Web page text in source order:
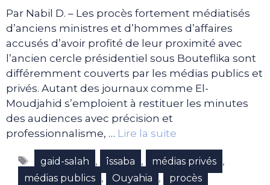
Par Nabil D. – Les procès fortement médiatisés
d’anciens ministres et d’hommes d’affaires
accusés d’avoir profité de leur proximité avec
l’ancien cercle présidentiel sous Bouteflika sont
différemment couverts par les médias publics et
privés. Autant des journaux comme El-
Moudjahid s’emploient à restituer les minutes
des audiences avec précision et
professionnalisme, … Lire la suite
Étiquettes
gaid-salah , îssaba , médias privés ,
médias publics , Ouyahia , procès